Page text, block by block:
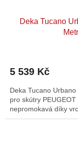
Deka Tucano
5 539 Kč
Deka Tucano
pro skútry
nepromokavá díky